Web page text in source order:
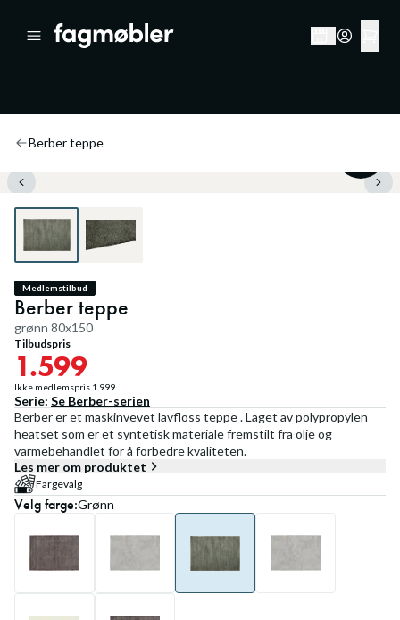
Berber teppe
Medlemstilbud
Berber teppe
grønn 80x150
Tilbudspris
1.599
Ikke medlemspris 1.999
Serie: Se Berber-serien
Berber er et maskinvevet lavfloss teppe . Laget av polypropylen
heatset som er et syntetisk materiale fremstilt fra olje og
varmebehandlet for å forbedre kvaliteten.
Les mer om produktet
Fargevalg
Velgfarge:Grønn